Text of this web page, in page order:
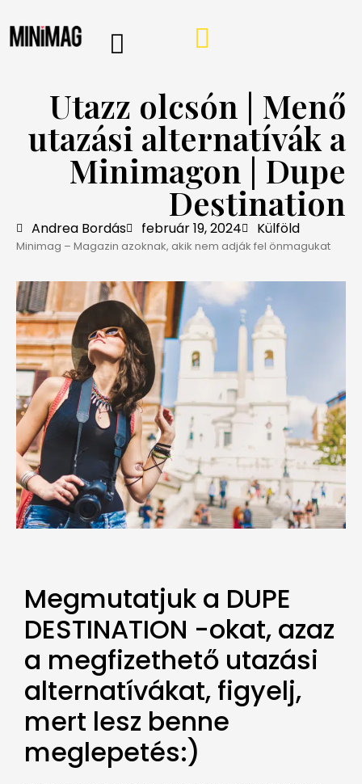
Utazz olcsón | Menő
utazási alternatívák a
Minimagon | Dupe
Destination
Andrea Bordás február 19, 2024 Külföld
Minimag – Magazin azoknak, akik nem adják fel önmagukat
Megmutatjuk a DUPE
DESTINATION -okat, azaz
a megfizethető utazási
alternatívákat, figyelj,
mert lesz benne
meglepetés:)